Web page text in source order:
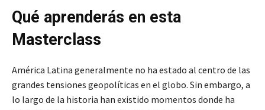
Qué aprenderás en esta
Masterclass
América Latina generalmente no ha estado al centro de las
grandes tensiones geopolíticas en el globo. Sin embargo, a
lo largo de la historia han existido momentos donde ha